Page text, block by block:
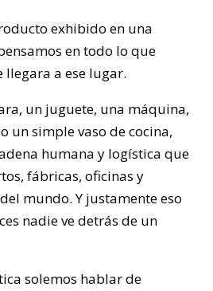
exhibido en una
en todo lo que
a ese lugar.
un juguete, una máquina,
un simple vaso de cocina,
humana y logística que
fábricas, oficinas y
mundo. Y justamente eso
nadie ve detrás de un
solemos hablar de